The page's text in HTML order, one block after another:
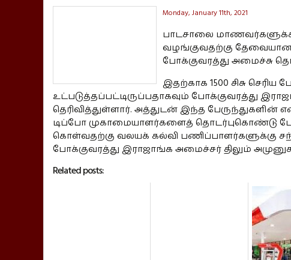
Monday, January 11th, 2021
பாடசாலை
வழங்குவதற்கு
போக்குவரத்து அமைச்சு
இதற்காக 1500 சிசு
உட்படுத்தப்பட்டிருப்பதாகவும் போக்குவரத்து
தெரிவித்துள்ளார். அத்துடன் இந்த
டிப்போ முகாமையாளர்களைத் தொடர்புகொண்டு
கொள்வதற்கு வலயக் கல்வி பணிப்பாளர்களுக்கு
போக்குவரத்து இராஜாங்க அமைச்சர் திலும்
Related posts: